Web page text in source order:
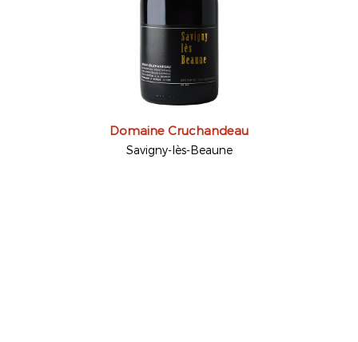
Domaine Cruchandeau
Savigny-lès-Beaune